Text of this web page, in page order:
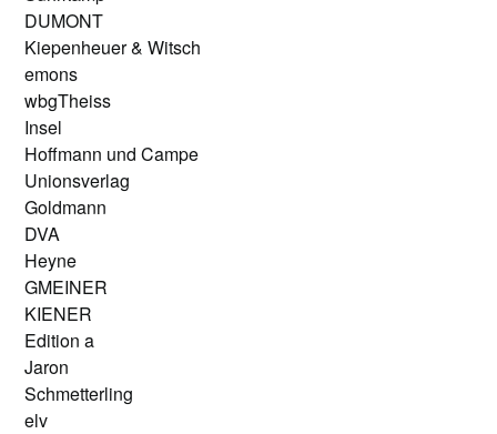
DUMONT
Kiepenheuer & Witsch
emons
wbgTheiss
Insel
Hoffmann und Campe
Unionsverlag
Goldmann
DVA
Heyne
GMEINER
KIENER
Edition a
Jaron
Schmetterling
elv